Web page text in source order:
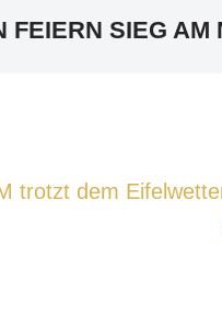
FEIERN SIEG AM
trotzt dem